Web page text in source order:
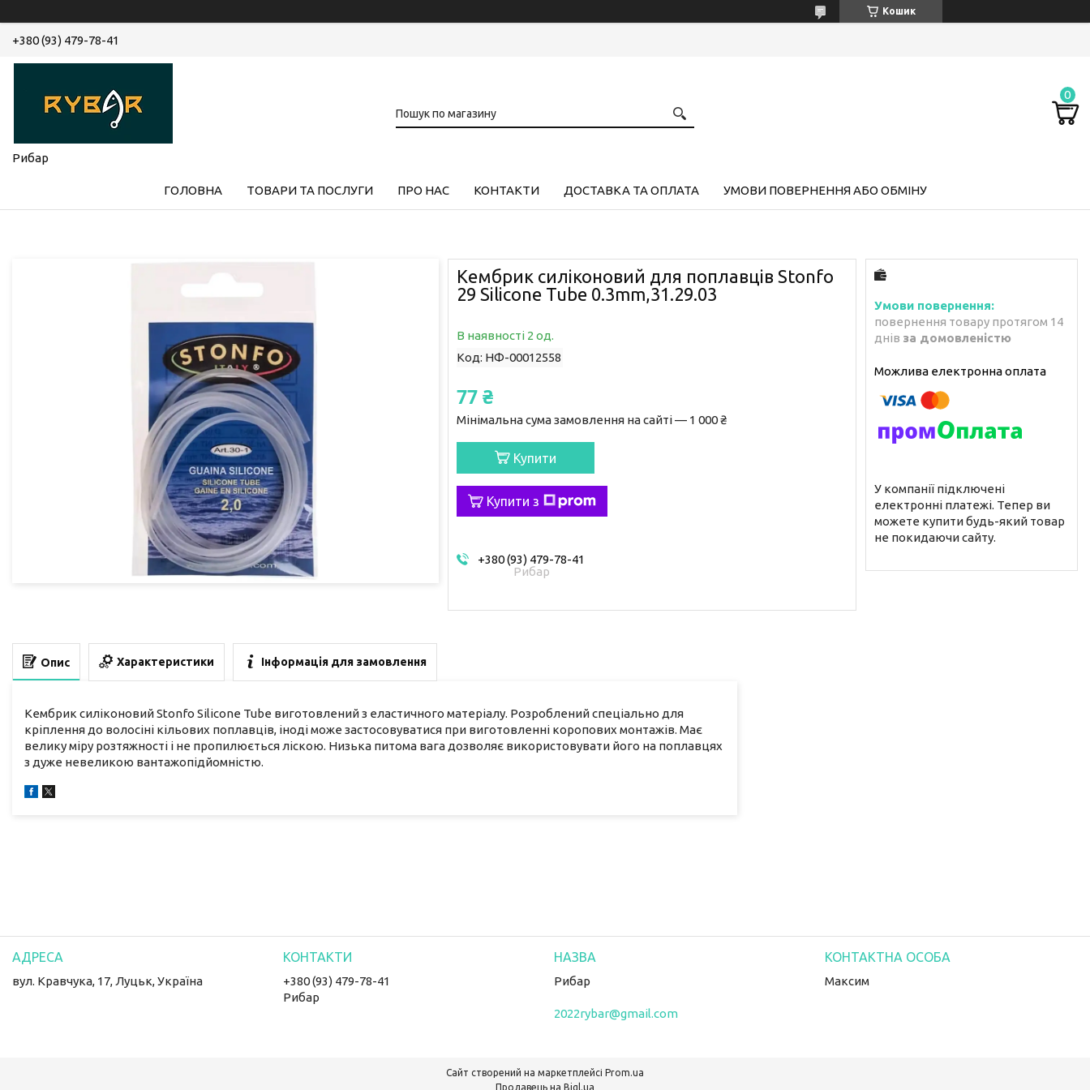
Кошик
+380 (93) 479-78-41
Рибар
ГОЛОВНА ТОВАРИ ТА ПОСЛУГИ ПРО НАС КОНТАКТИ ДОСТАВКА ТА ОПЛАТА УМОВИ ПОВЕРНЕННЯ АБО ОБМІНУ
Кембрик силіконовий для поплавців Stonfo
29 Silicone Tube 0.3mm,31.29.03
В наявності 2 од.
Код: НФ-00012558
77 ₴
Мінімальна сума замовлення на сайті — 1 000 ₴
Купити
Купити з
+380 (93) 479-78-41
Рибар
повернення товару протягом 14
днів за домовленістю
У компанії підключені
електронні платежі. Тепер ви
можете купити будь-який товар
не покидаючи сайту.
Опис Характеристики Інформація для замовлення
Кембрик силіконовий Stonfo Silicone Tube виготовлений з еластичного матеріалу. Розроблений спеціально для
кріплення до волосіні кільових поплавців, іноді може застосовуватися при виготовленні коропових монтажів. Має
велику міру розтяжності і не пропилюється ліскою. Низька питома вага дозволяє використовувати його на поплавцях
з дуже невеликою вантажопідйомністю.
вул. Кравчука, 17, Луцьк, Україна
+380 (93) 479-78-41
Рибар
Рибар
2022rybar@gmail.com
Максим
Сайт створений на маркетплейсі Prom.ua
Продавець на Bigl.ua